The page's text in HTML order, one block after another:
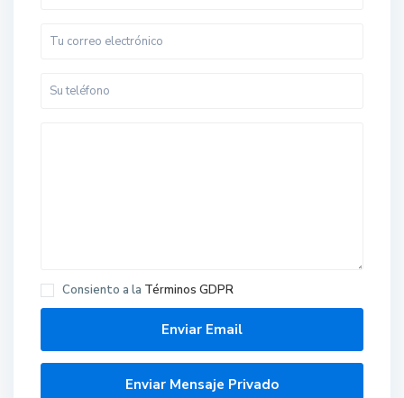
Consiento a la Términos GDPR